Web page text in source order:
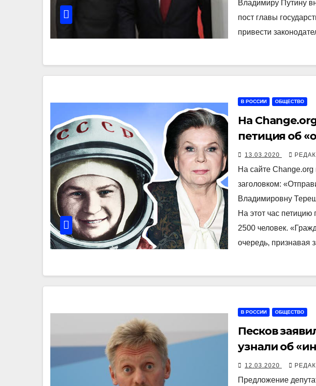
Владимиру Путину
пост главы
привести
В РОССИИ ОБЩЕСТВО
На
петиция об
Терешковой
космос»
13.03.2020
На сайте Change.org
заголовком:
Владимировну
На этот час
2500 человек.
очередь, признавая
В РОССИИ ОБЩЕСТВО
Песков
узнали об
Терешковой
всеми» «в
12.03.2020
Предложение